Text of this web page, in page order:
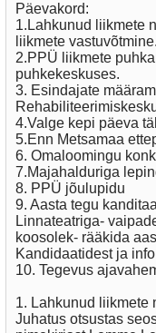
Päevakord:
1.Lahkunud liikmete
liikmete vastuvõtmine.
2.PPÜ liikmete
puhkekeskuses.
3. Esindajate
4.Valge kepi päeva
5.Enn Metsamaa
6. Omaloomingu
7.Majahalduriga
8. PPÜ jõulupidu
9. Aasta tegu
Linnateatriga-
koosolek- rääkida
Kandidaatidest ja
10. Tegevus
1. Lahkunud liikmete
Juhatus otsustas